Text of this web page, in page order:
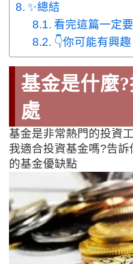
✨總結
看完這篇一定
👇你可能有興趣
基金是什麼
處
基金是非常熱門的投資
我適合投資基金嗎?告
的基金優缺點